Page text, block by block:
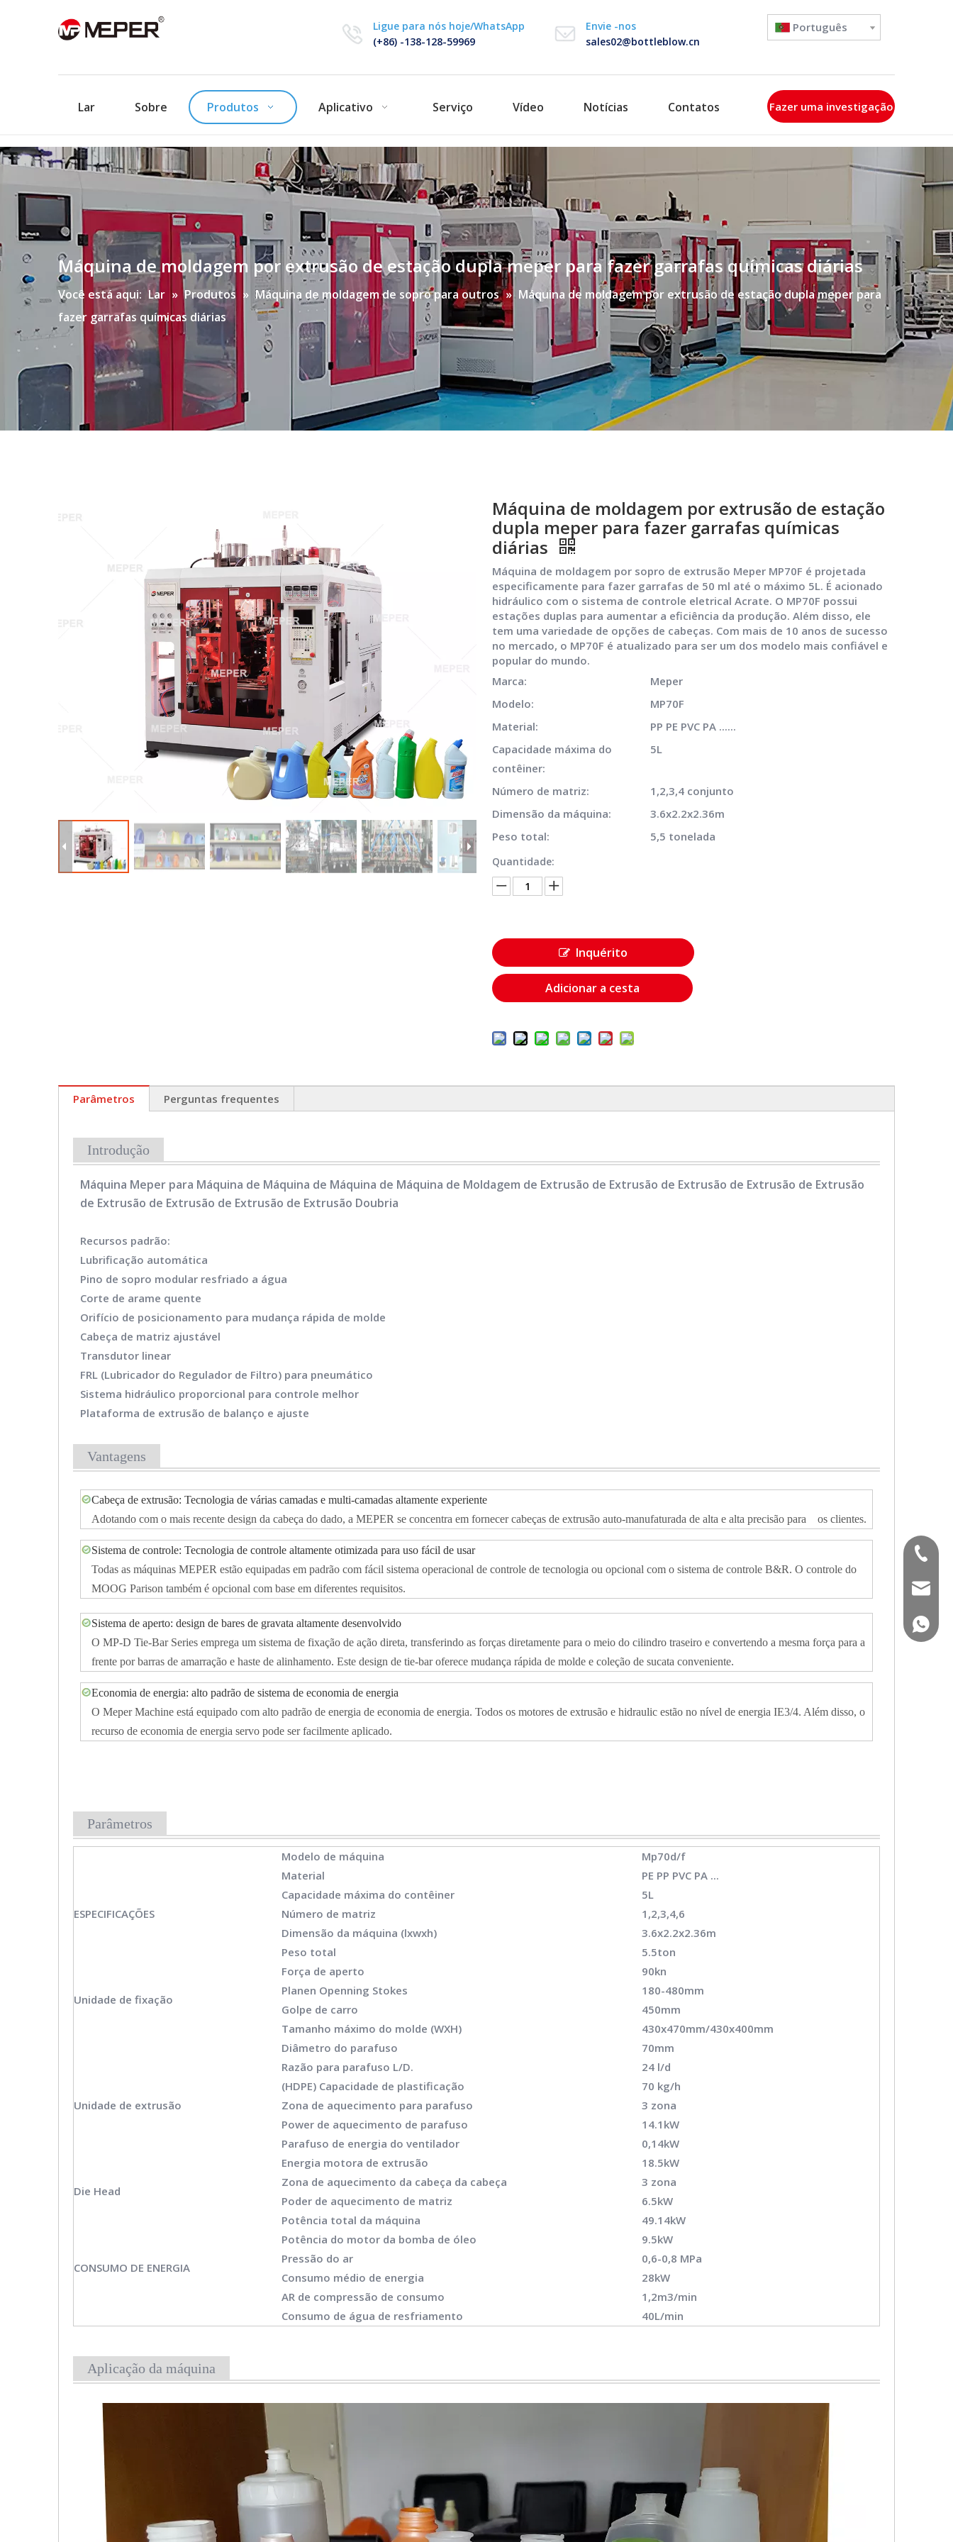
Ligue para nós hoje/WhatsApp
(+86) -138-128-59969
Envie -nos
sales02@bottleblow.cn
Português
Lar Sobre Produtos Aplicativo Serviço Vídeo Notícias Contatos Fazer uma investigação
Máquina de moldagem por extrusão de estação dupla meper para fazer garrafas químicas diárias
Você está aqui: Lar » Produtos » Máquina de moldagem de sopro para outros » Máquina de moldagem por extrusão de estação dupla meper para
fazer garrafas químicas diárias
Máquina de moldagem por extrusão de estação
dupla meper para fazer garrafas químicas
diárias
Máquina de moldagem por sopro de extrusão Meper MP70F é projetada
especificamente para fazer garrafas de 50 ml até o máximo 5L. É acionado
hidráulico com o sistema de controle eletrical Acrate. O MP70F possui
estações duplas para aumentar a eficiência da produção. Além disso, ele
tem uma variedade de opções de cabeças. Com mais de 10 anos de sucesso
no mercado, o MP70F é atualizado para ser um dos modelo mais confiável e
popular do mundo.
Marca:
Meper
Modelo:
MP70F
Material:
PP PE PVC PA ......
Capacidade máxima do
contêiner:
5L
Número de matriz:
1,2,3,4 conjunto
Dimensão da máquina:
3.6x2.2x2.36m
Peso total:
5,5 tonelada
Quantidade:
Inquérito
Adicionar a cesta
Parâmetros Perguntas frequentes
Introdução
Máquina Meper para Máquina de Máquina de Máquina de Máquina de Moldagem de Extrusão de Extrusão de Extrusão de Extrusão de Extrusão
de Extrusão de Extrusão de Extrusão de Extrusão Doubria
Recursos padrão:
Lubrificação automática
Pino de sopro modular resfriado a água
Corte de arame quente
Orifício de posicionamento para mudança rápida de molde
Cabeça de matriz ajustável
Transdutor linear
FRL (Lubricador do Regulador de Filtro) para pneumático
Sistema hidráulico proporcional para controle melhor
Plataforma de extrusão de balanço e ajuste
Vantagens
Cabeça de extrusão: Tecnologia de várias camadas e multi-camadas altamente experiente
Adotando com o mais recente design da cabeça do dado, a MEPER se concentra em fornecer cabeças de extrusão auto-manufaturada de alta e alta precisão para os clientes.
Sistema de controle: Tecnologia de controle altamente otimizada para uso fácil de usar
Todas as máquinas MEPER estão equipadas em padrão com fácil sistema operacional de controle de tecnologia ou opcional com o sistema de controle B&R. O controle do
MOOG Parison também é opcional com base em diferentes requisitos.
Sistema de aperto: design de bares de gravata altamente desenvolvido
O MP-D Tie-Bar Series emprega um sistema de fixação de ação direta, transferindo as forças diretamente para o meio do cilindro traseiro e convertendo a mesma força para a
frente por barras de amarração e haste de alinhamento. Este design de tie-bar oferece mudança rápida de molde e coleção de sucata conveniente.
Economia de energia: alto padrão de sistema de economia de energia
O Meper Machine está equipado com alto padrão de energia de economia de energia. Todos os motores de extrusão e hidraulic estão no nível de energia IE3/4. Além disso, o
recurso de economia de energia servo pode ser facilmente aplicado.
Parâmetros
Modelo de máquina Mp70d/f
ESPECIFICAÇÕES
Material
PE PP PVC PA ...
Capacidade máxima do contêiner
5L
Número de matriz
1,2,3,4,6
Dimensão da máquina (lxwxh)
3.6x2.2x2.36m
Peso total
5.5ton
Unidade de fixação
Força de aperto
90kn
Planen Openning Stokes
180-480mm
Golpe de carro
450mm
Tamanho máximo do molde (WXH)
430x470mm/430x400mm
Unidade de extrusão
Diâmetro do parafuso
70mm
Razão para parafuso L/D.
24 l/d
(HDPE) Capacidade de plastificação
70 kg/h
Zona de aquecimento para parafuso
3 zona
Power de aquecimento de parafuso
14.1kW
Parafuso de energia do ventilador
0,14kW
Energia motora de extrusão
18.5kW
Die Head
Zona de aquecimento da cabeça da cabeça
3 zona
Poder de aquecimento de matriz
6.5kW
CONSUMO DE ENERGIA
Potência total da máquina
49.14kW
Potência do motor da bomba de óleo
9.5kW
Pressão do ar
0,6-0,8 MPa
Consumo médio de energia
28kW
AR de compressão de consumo
1,2m3/min
Consumo de água de resfriamento
40L/min
Aplicação da máquina
(+86) -
(+86) -